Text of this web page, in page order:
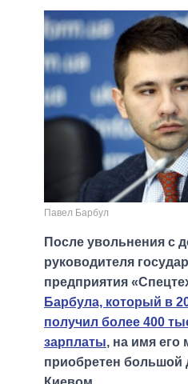
Павел Барбул
После увольнения с
руководителя
предприятия
Барбула, который в
получил более 400
зарплаты, на имя его
приобретен большой